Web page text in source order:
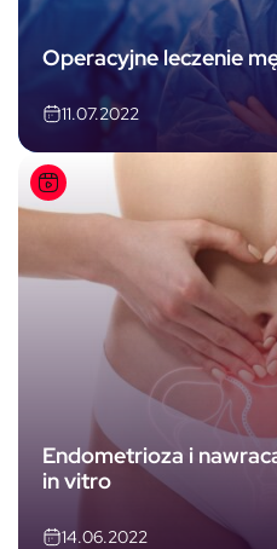
Operacyjne leczenie
11.07.2022
Endometrioza i
in vitro
14.06.2022